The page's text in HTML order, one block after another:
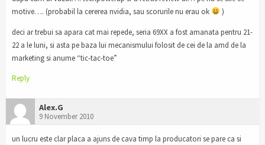
motive…. (probabil la cererea nvidia, sau scorurile nu erau ok
)
deci ar trebui sa apara cat mai repede, seria 69XX a fost amanata pentru 21-
22 a le luni, si asta pe baza lui mecanismului folosit de cei de la amd de la
marketing si anume “tic-tac-toe”
Reply
Alex.G
9 November 2010
un lucru este clar placa a ajuns de cava timp la producatori se pare ca si